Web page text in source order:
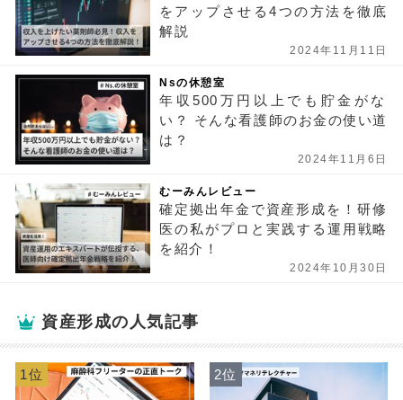
をアップさせる4つの方法を徹底
解説
2024年11月11日
Nsの休憩室
年収500万円以上でも貯金がな
い？ そんな看護師のお金の使い道
は？
2024年11月6日
むーみんレビュー
確定拠出年金で資産形成を！研修
医の私がプロと実践する運用戦略
を紹介！
2024年10月30日
資産形成の人気記事
1位 2位